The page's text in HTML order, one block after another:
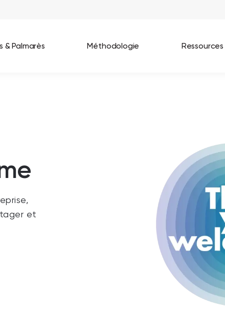
& Palmarès Méthodologie Ressources
et